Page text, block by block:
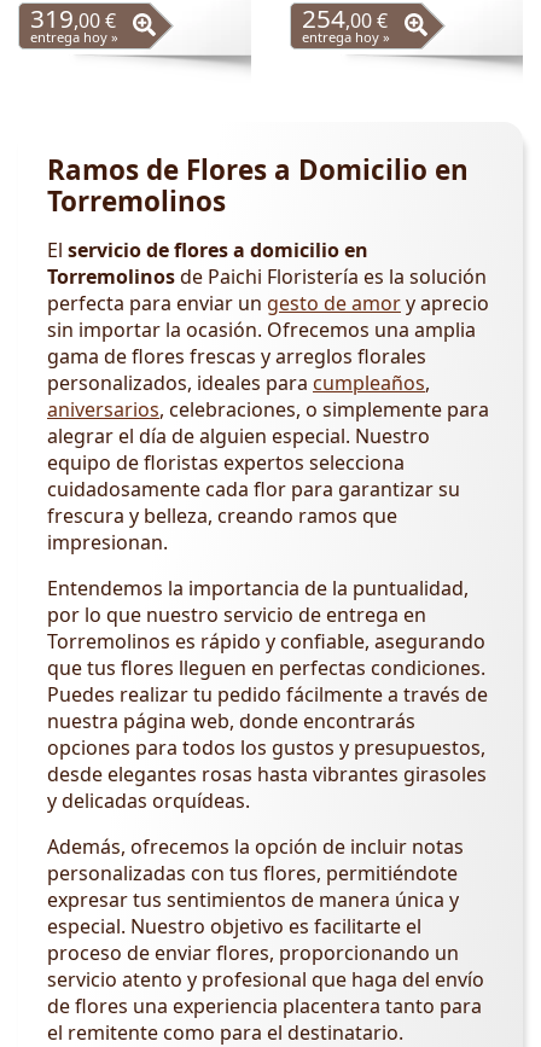
319,00 €
entrega hoy »
254,00 €
entrega hoy »
Ramos de Flores a Domicilio en
Torremolinos
El servicio de flores a domicilio en
Torremolinosde Paichi Floristería es la solución
perfecta para enviar un gesto de amory aprecio
sin importar la ocasión. Ofrecemos una amplia
gama de flores frescas y arreglos florales
personalizados, ideales para cumpleaños,
aniversarios, celebraciones, o simplemente para
alegrar el día de alguien especial. Nuestro
equipo de floristas expertos selecciona
cuidadosamente cada flor para garantizar su
frescura y belleza, creando ramos que
impresionan.
Entendemos la importancia de la puntualidad,
por lo que nuestro servicio de entrega en
Torremolinos es rápido y confiable, asegurando
que tus flores lleguen en perfectas condiciones.
Puedes realizar tu pedido fácilmente a través de
nuestra página web, donde encontrarás
opciones para todos los gustos y presupuestos,
desde elegantes rosas hasta vibrantes girasoles
y delicadas orquídeas.
Además, ofrecemos la opción de incluir notas
personalizadas con tus flores, permitiéndote
expresar tus sentimientos de manera única y
especial. Nuestro objetivo es facilitarte el
proceso de enviar flores, proporcionando un
servicio atento y profesional que haga del envío
de flores una experiencia placentera tanto para
el remitente como para el destinatario.